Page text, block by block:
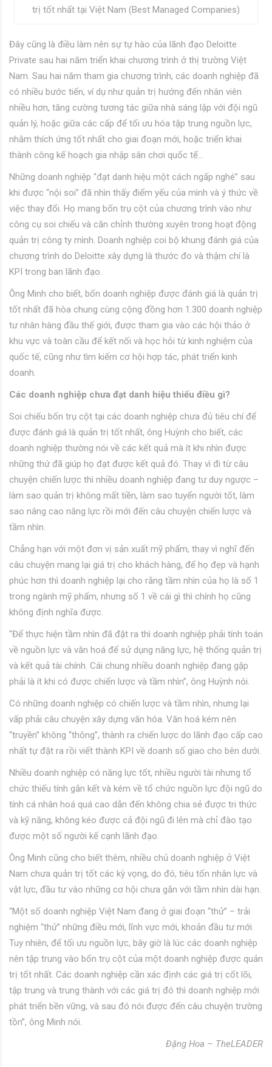
trị tốt nhất tại Việt Nam (Best Managed Companies)
Đây cũng là điều làm nên sự tự hào của lãnh đạo Deloitte
Private sau hai năm triển khai chương trình ở thị trường Việt
Nam. Sau hai năm tham gia chương trình, các doanh nghiệp đã
có nhiều bước tiến, ví dụ như quản trị hướng đến nhân viên
nhiều hơn, tăng cường tương tác giữa nhà sáng lập với đội ngũ
quản lý, hoặc giữa các cấp để tối ưu hóa tập trung nguồn lực,
nhằm thích ứng tốt nhất cho giai đoạn mới, hoặc triển khai
thành công kế hoạch gia nhập sân chơi quốc tế…
Những doanh nghiệp “đạt danh hiệu một cách ngấp nghé” sau
khi được “nội soi” đã nhìn thấy điểm yếu của mình và ý thức về
việc thay đổi. Họ mang bốn trụ cột của chương trình vào như
công cụ soi chiếu và căn chỉnh thường xuyên trong hoạt động
quản trị công ty mình. Doanh nghiệp coi bộ khung đánh giá của
chương trình do Deloitte xây dựng là thước đo và thậm chí là
KPI trong ban lãnh đạo.
Ông Minh cho biết, bốn doanh nghiệp được đánh giá là quản trị
tốt nhất đã hòa chung cùng cộng đồng hơn 1.300 doanh nghiệp
tư nhân hàng đầu thế giới, được tham gia vào các hội thảo ở
khu vực và toàn cầu để kết nối và học hỏi từ kinh nghiệm của
quốc tế, cũng như tìm kiếm cơ hội hợp tác, phát triển kinh
doanh.
Các doanh nghiệp chưa đạt danh hiệu thiếu điều gì?
Soi chiếu bốn trụ cột tại các doanh nghiệp chưa đủ tiêu chí để
được đánh giá là quản trị tốt nhất, ông Huỳnh cho biết, các
doanh nghiệp thường nói về các kết quả mà ít khi nhìn được
những thứ đã giúp họ đạt được kết quả đó. Thay vì đi từ câu
chuyện chiến lược thì nhiều doanh nghiệp đang tư duy ngược –
làm sao quản trị không mất tiền, làm sao tuyển người tốt, làm
sao nâng cao năng lực rồi mới đến câu chuyện chiến lược và
tầm nhìn.
Chẳng hạn với một đơn vị sản xuất mỹ phẩm, thay vì nghĩ đến
câu chuyện mang lại giá trị cho khách hàng, để họ đẹp và hạnh
phúc hơn thì doanh nghiệp lại cho rằng tầm nhìn của họ là số 1
trong ngành mỹ phẩm, nhưng số 1 về cái gì thì chính họ cũng
không định nghĩa được.
“Để thực hiện tầm nhìn đã đặt ra thì doanh nghiệp phải tính toán
về nguồn lực và văn hoá để sử dụng năng lực, hệ thống quản trị
và kết quả tài chính. Cái chung nhiều doanh nghiệp đang gặp
phải là ít khi có được chiến lược và tầm nhìn”, ông Huỳnh nói.
Có những doanh nghiệp có chiến lược và tầm nhìn, nhưng lại
vấp phải câu chuyện xây dựng văn hóa. Văn hoá kém nên
“truyền” không “thông”, thành ra chiến lược do lãnh đạo cấp cao
nhất tự đặt ra rồi viết thành KPI về doanh số giao cho bên dưới.
Nhiều doanh nghiệp có năng lực tốt, nhiều người tài nhưng tổ
chức thiếu tính gắn kết và kém về tổ chức nguồn lực đội ngũ do
tính cá nhân hoá quá cao dẫn đến không chia sẻ được tri thức
và kỹ năng, không kéo được cả đội ngũ đi lên mà chỉ đào tạo
được một số người kế cạnh lãnh đạo.
Ông Minh cũng cho biết thêm, nhiều chủ doanh nghiệp ở Việt
Nam chưa quản trị tốt các kỳ vọng, do đó, tiêu tốn nhân lực và
vật lực, đầu tư vào những cơ hội chưa gắn với tầm nhìn dài hạn.
“Một số doanh nghiệp Việt Nam đang ở giai đoạn “thử” – trải
nghiệm “thử” những điều mới, lĩnh vực mới, khoản đầu tư mới.
Tuy nhiên, để tối ưu nguồn lực, bây giờ là lúc các doanh nghiệp
nên tập trung vào bốn trụ cột của một doanh nghiệp được quản
trị tốt nhất. Các doanh nghiệp cần xác định các giá trị cốt lõi,
tập trung và trung thành với các giá trị đó thì doanh nghiệp mới
phát triển bền vững, và sau đó nói được đến câu chuyện trường
tồn”, ông Minh nói.
Đặng Hoa – TheLEADER